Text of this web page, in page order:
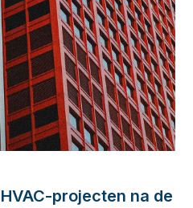
projecten na de